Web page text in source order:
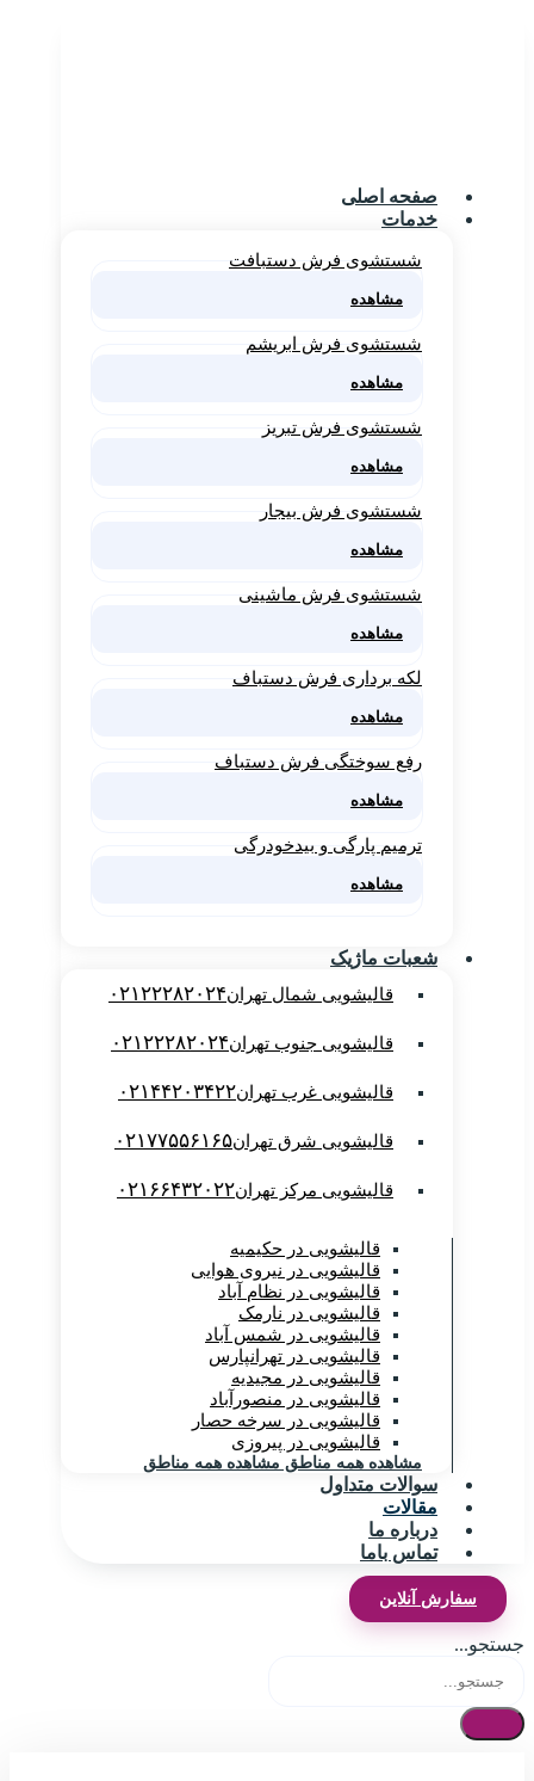
صفحه اصلی
خدمات
شستشوی فرش دستبافت
مشاهده
شستشوی فرش ابریشم
مشاهده
شستشوی فرش تبریز
مشاهده
شستشوی فرش بیجار
مشاهده
شستشوی فرش ماشینی
مشاهده
لکه برداری فرش دستباف
مشاهده
رفع سوختگی فرش دستباف
مشاهده
ترمیم پارگی و بیدخودرگی
مشاهده
شعبات ماژیک
قالیشویی شمال تهران۰۲۱۲۲۲۸۲۰۲۴
قالیشویی جنوب تهران۰۲۱۲۲۲۸۲۰۲۴
قالیشویی غرب تهران۰۲۱۴۴۲۰۳۴۲۲
قالیشویی شرق تهران۰۲۱۷۷۵۵۶۱۶۵
قالیشویی مرکز تهران۰۲۱۶۶۴۳۲۰۲۲
قالیشویی در حکیمیه
قالیشویی در نیروی هوایی
قالیشویی در نظام آباد
قالیشویی در نارمک
قالیشویی در شمس آباد
قالیشویی در تهرانپارس
قالیشویی در مجیدیه
قالیشویی در منصورآباد
قالیشویی در سرخه حصار
قالیشویی در پیروزی
مشاهده همه مناطق مشاهده همه مناطق
سوالات متداول
مقالات
درباره ما
تماس باما
سفارش آنلاین
جستجو...